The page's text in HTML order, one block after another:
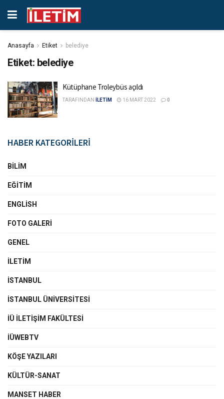
Anasayfa Etiket belediye
Etiket: belediye
Kütüphane Troleybüs açıldı
TARAFINDAN İLETİM 16 MART 2022 0
HABER KATEGORİLERİ
BILIM
EĞITIM
ENGLISH
FOTO GALERI
GENEL
İLETIM
İSTANBUL
İSTANBUL ÜNIVERSITESI
İÜ İLETIŞIM FAKÜLTESI
İÜWEBTV
KÖŞE YAZILARI
KÜLTÜR-SANAT
MANSET HABER